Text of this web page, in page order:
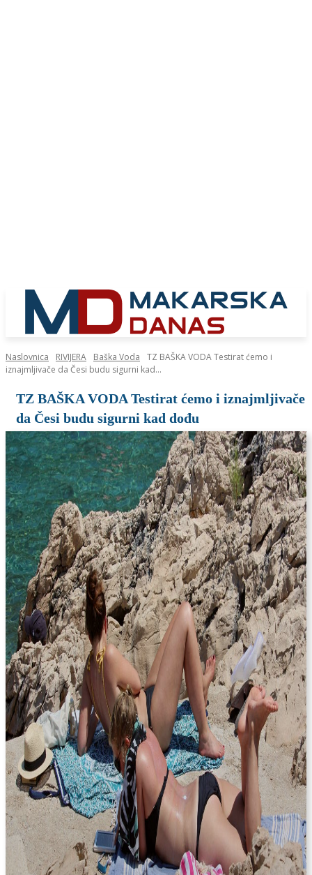
Naslovnica RIVIJERA Baška Voda
TZ BAŠKA VODA Testirat ćemo i
iznajmljivače da Česi budu sigurni kad...
TZ BAŠKA VODA Testirat ćemo i iznajmljivače
da Česi budu sigurni kad dođu